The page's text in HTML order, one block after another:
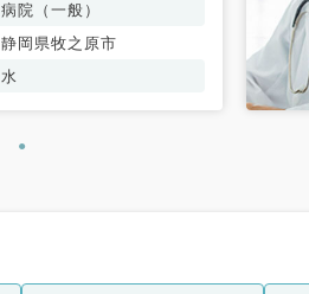
合診療科
病院（一般）
静岡県牧之原市
水